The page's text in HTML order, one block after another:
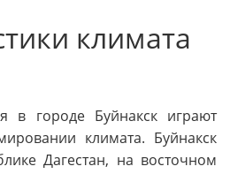
климата
в городе Буйнакск играют
климата. Буйнакск
Дагестан, на восточном